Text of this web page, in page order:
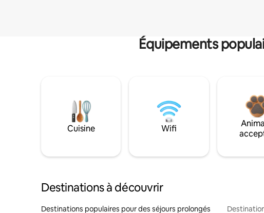
Équipements
Cuisine Wifi
Destinations à découvrir
Destinations populaires pour des séjours prolongés